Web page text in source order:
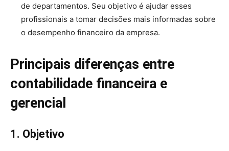
de departamentos. Seu objetivo é ajudar esses
profissionais a tomar decisões mais informadas sobre
o desempenho financeiro da empresa.
Principais diferenças entre
contabilidade financeira e
gerencial
1. Objetivo